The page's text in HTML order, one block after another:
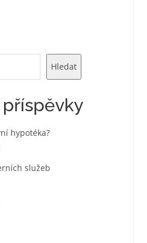
Hledat
hypotéka?
služeb